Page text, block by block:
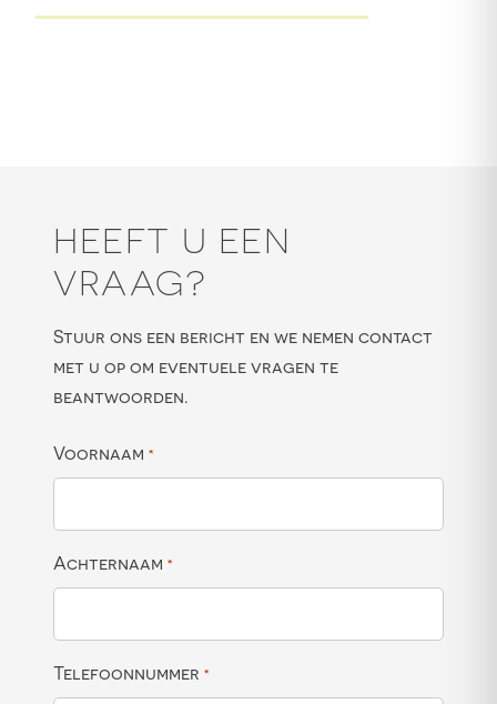
HEEFT U EEN
VRAAG?
Stuur ons een bericht en we nemen contact
met u op om eventuele vragen te
beantwoorden.
Voornaam *
Achternaam *
Telefoonnummer *